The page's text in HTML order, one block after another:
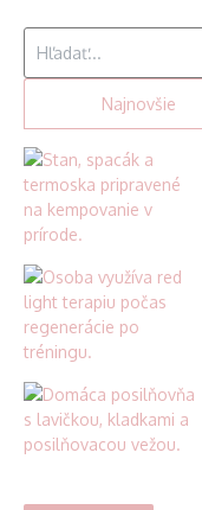
Najnovšie